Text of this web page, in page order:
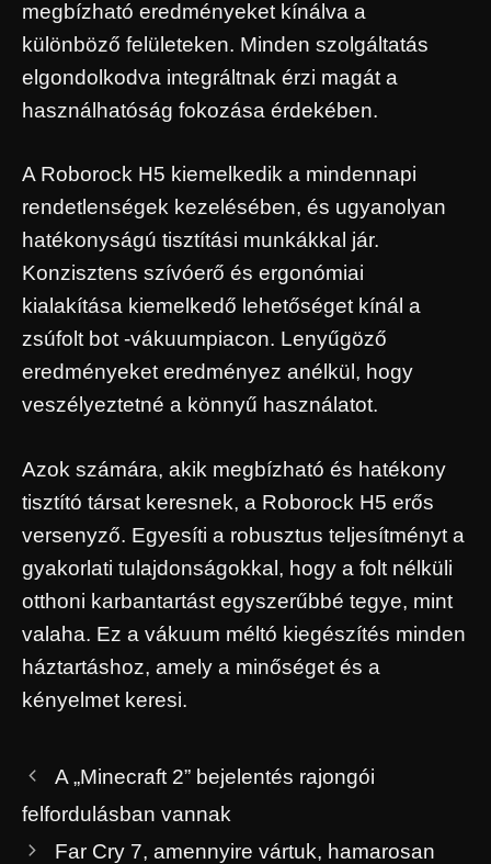
megbízható eredményeket kínálva a
különböző felületeken. Minden szolgáltatás
elgondolkodva integráltnak érzi magát a
használhatóság fokozása érdekében.
A Roborock H5 kiemelkedik a mindennapi
rendetlenségek kezelésében, és ugyanolyan
hatékonyságú tisztítási munkákkal jár.
Konzisztens szívóerő és ergonómiai
kialakítása kiemelkedő lehetőséget kínál a
zsúfolt bot -vákuumpiacon. Lenyűgöző
eredményeket eredményez anélkül, hogy
veszélyeztetné a könnyű használatot.
Azok számára, akik megbízható és hatékony
tisztító társat keresnek, a Roborock H5 erős
versenyző. Egyesíti a robusztus teljesítményt a
gyakorlati tulajdonságokkal, hogy a folt nélküli
otthoni karbantartást egyszerűbbé tegye, mint
valaha. Ez a vákuum méltó kiegészítés minden
háztartáshoz, amely a minőséget és a
kényelmet keresi.
A „Minecraft 2” bejelentés rajongói
felfordulásban vannak
Far Cry 7, amennyire vártuk, hamarosan